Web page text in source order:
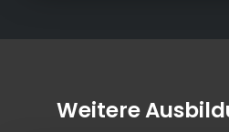
Weitere